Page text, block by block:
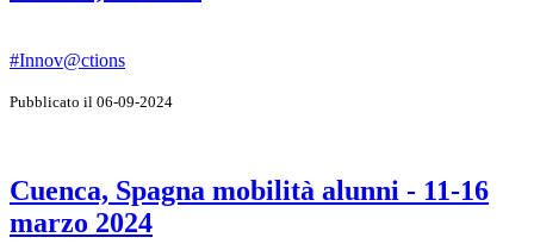
#Innov@ctions
Pubblicato il 06-09-2024
Cuenca, Spagna mobilità alunni - 11-16
marzo 2024